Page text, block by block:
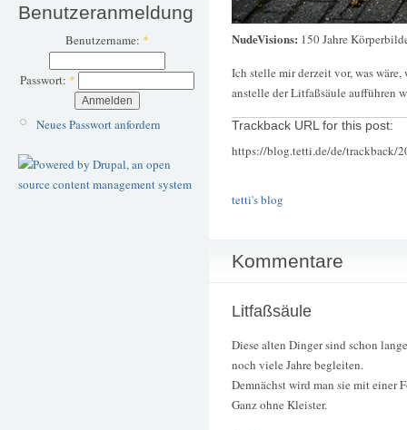
Benutzeranmeldung
Benutzername: *
Passwort: *
Neues Passwort anfordern
NudeVisions: 150 Jahre
Ich stelle mir derzeit vor, was
anstelle der Litfaßsäule aufführen
Trackback URL for this post:
https://blog.tetti.de/de/trackback/
tetti's blog
Kommentare
Litfaßsäule
Diese alten Dinger sind schon
noch viele Jahre begleiten.
Demnächst wird man sie mit einer
Ganz ohne Kleister.